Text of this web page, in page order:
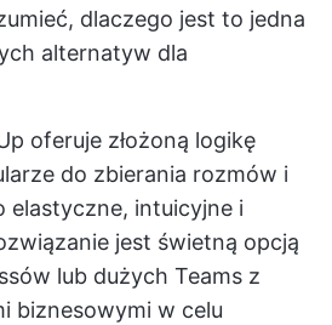
dlaczego jest to jedna
alternatyw dla
oferuje złożoną logikę
do zbierania rozmów i
elastyczne, intuicyjne i
jest świetną opcją
lub dużych Teams z
biznesowymi w celu